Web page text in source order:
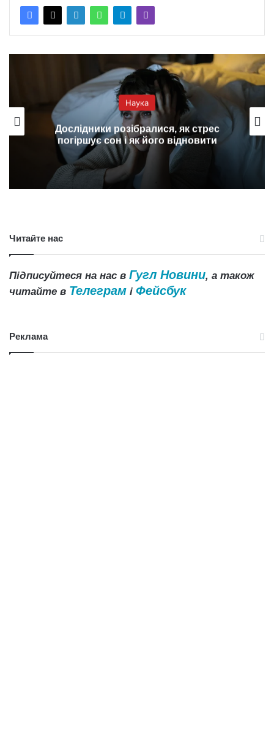
Наука
розібралися, як стрес
сон і як його відновити
Читайте нас
Підписуйтеся на нас в Гугл Новини, а також
читайте в Телеграм і Фейсбук
Реклама